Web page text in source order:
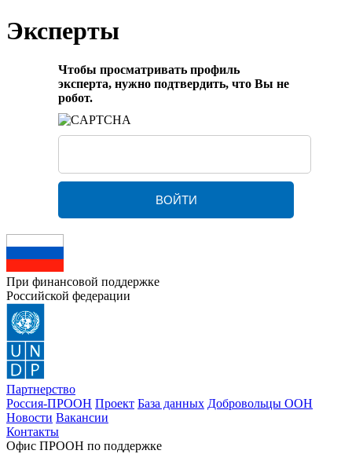
Эксперты
Чтобы просматривать профиль
эксперта, нужно подтвердить, что Вы не
робот.
При финансовой поддержке
Российской федерации
Партнерство
Россия-ПРООН Проект База данных Добровольцы ООН
Новости Вакансии
Контакты
Офис ПРООН по поддержке